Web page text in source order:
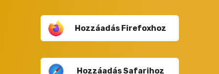
Hozzáadás Firefoxhoz
Hozzáadás Safarihoz